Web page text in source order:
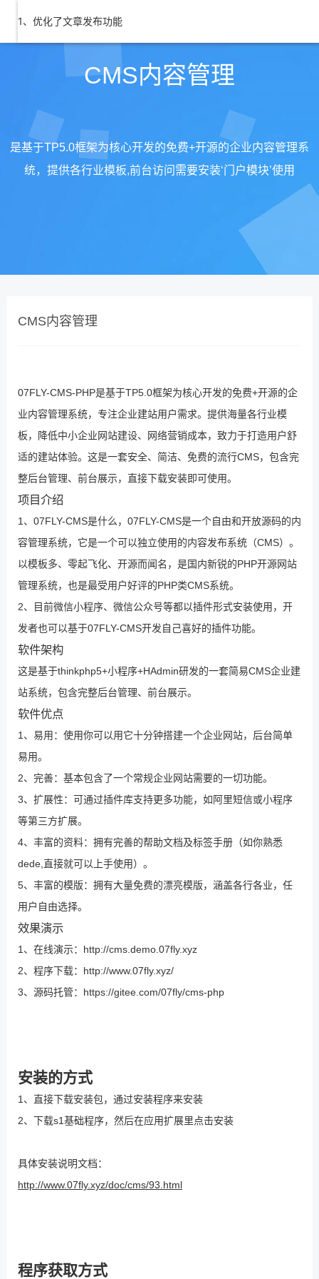
CMS内容管理
是基于TP5.0框架为核心开发的免费+开源的企业内容管理系
统，提供各行业模板,前台访问需要安装‘门户模块’使用
CMS内容管理
07FLY-CMS-PHP是基于TP5.0框架为核心开发的免费+开源的企
业内容管理系统，专注企业建站用户需求。提供海量各行业模
板，降低中小企业网站建设、网络营销成本，致力于打造用户舒
适的建站体验。这是一套安全、简洁、免费的流行CMS，包含完
整后台管理、前台展示，直接下载安装即可使用。
项目介绍
1、07FLY-CMS是什么，07FLY-CMS是一个自由和开放源码的内
容管理系统，它是一个可以独立使用的内容发布系统（CMS）。
以模板多、零起飞化、开源而闻名，是国内新锐的PHP开源网站
管理系统，也是最受用户好评的PHP类CMS系统。
2、目前微信小程序、微信公众号等都以插件形式安装使用，开
发者也可以基于07FLY-CMS开发自己喜好的插件功能。
软件架构
这是基于thinkphp5+小程序+HAdmin研发的一套简易CMS企业建
站系统，包含完整后台管理、前台展示。
软件优点
1、易用：使用你可以用它十分钟搭建一个企业网站，后台简单
易用。
2、完善：基本包含了一个常规企业网站需要的一切功能。
3、扩展性：可通过插件库支持更多功能，如阿里短信或小程序
等第三方扩展。
4、丰富的资料：拥有完善的帮助文档及标签手册（如你熟悉
dede,直接就可以上手使用）。
5、丰富的模版：拥有大量免费的漂亮模版，涵盖各行各业，任
用户自由选择。
效果演示
1、在线演示： http://cms.demo.07fly.xyz
2、程序下载： http://www.07fly.xyz/
3、源码托管： https://gitee.com/07fly/cms-php
安装的方式
1、 直接下载安装包，通过安装程序来安装
2、 下载s1基础程序，然后在应用扩展里点击安装
具体安装说明文档：
http://www.07fly.xyz/doc/cms/93.html
程序获取方式
1、优化了文章发布功能